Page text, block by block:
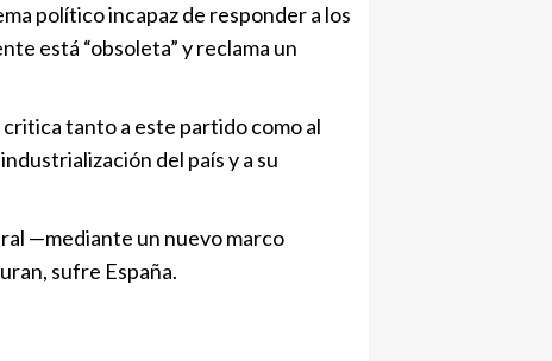
político incapaz de responder a los
está “obsoleta” y reclama un
tanto a este partido como al
del país y a su
—mediante un nuevo marco
sufre España.